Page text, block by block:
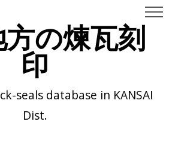
の煉瓦刻
印
seals database in KANSAI
Dist.